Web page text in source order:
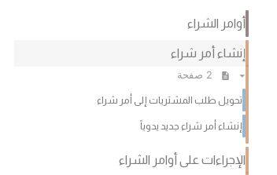
أوامر الشراء
إنشاء أمر شراء
2 صفحة
تحويل طلب المشتريات إلى أمر شراء
إنشاء أمر شراء جديد يدوياً
الإجراءات على أوامر الشراء